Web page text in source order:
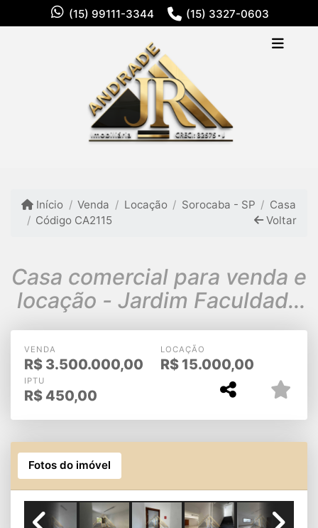
(15) 99111-3344 (15) 3327-0603
Início Venda Locação Sorocaba - SP
Casa
Código CA2115
Voltar
Casa comercial para venda e
locação - Jardim Faculdade
- Sorocaba - Sul
VENDA
R$ 3.500.000,00
LOCAÇÃO
R$ 15.000,00
IPTU
R$ 450,00
Fotos do imóvel